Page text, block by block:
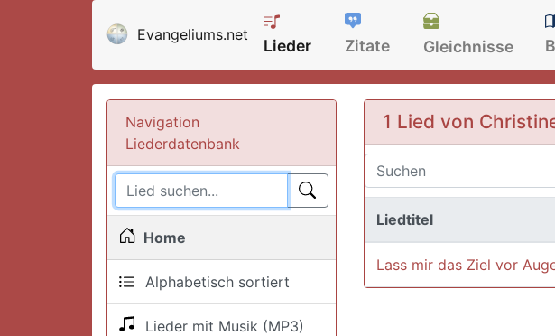
Evangeliums.net
Lieder Zitate Gleichnisse
Navigation
Liederdatenbank
Home
Alphabetisch sortiert
Lieder mit Musik (MP3)
1 Lied von
Liedtitel
Lass mir das Ziel vor